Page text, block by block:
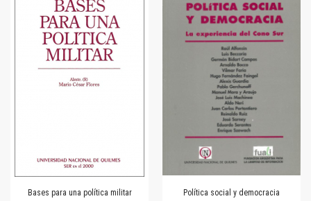
Bases para una política militar
Política social y democracia